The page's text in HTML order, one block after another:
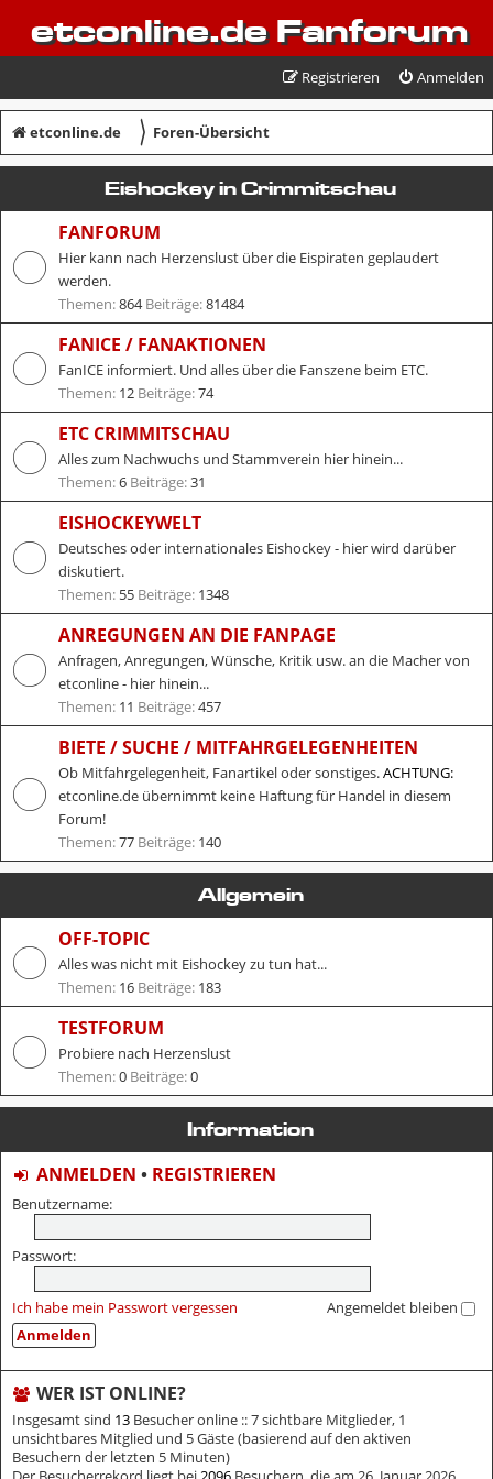
etconline.de Fanforum
Anmelden
Registrieren
etconline.de 〉 Foren-Übersicht
Eishockey in Crimmitschau
FANFORUM
Hier kann nach Herzenslust über die Eispiraten geplaudert
werden.
Themen:864Beiträge:81484
FANICE / FANAKTIONEN
FanICE informiert. Und alles über die Fanszene beim ETC.
Themen: 12 Beiträge:74
ETC CRIMMITSCHAU
Alles zum Nachwuchs und Stammverein hier hinein...
Themen:6 Beiträge:31
EISHOCKEYWELT
Deutsches oder internationales Eishockey - hier wird darüber
diskutiert.
Themen: 55 Beiträge: 1348
ANREGUNGEN AN DIE FANPAGE
Anfragen, Anregungen, Wünsche, Kritik usw. an die Macher von
etconline - hier hinein...
Themen: 11 Beiträge:457
BIETE / SUCHE / MITFAHRGELEGENHEITEN
Ob Mitfahrgelegenheit, Fanartikel oder sonstiges.ACHTUNG:
etconline.de übernimmt keine Haftung für Handel in diesem
Forum!
Themen:77 Beiträge: 140
Allgemein
OFF-TOPIC
Alles was nicht mit Eishockey zu tun hat...
Themen: 16 Beiträge: 183
TESTFORUM
Probiere nach Herzenslust
Themen:0 Beiträge:0
Information
ANMELDEN • REGISTRIEREN
Benutzername:
Passwort:
Ich habe mein Passwort vergessen Angemeldet bleiben
WER IST ONLINE?
Insgesamt sind 13 Besucher online :: 7 sichtbare Mitglieder, 1
unsichtbares Mitglied und 5 Gäste (basierend auf den aktiven
Besuchern der letzten 5 Minuten)